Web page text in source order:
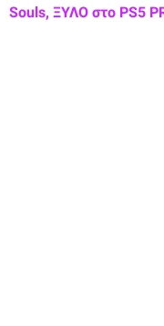
Souls, ΞΥΛΟ στο PS5